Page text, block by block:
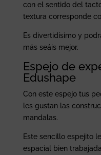
con el sentido del
textura corresponde
Es divertidísimo y
más seáis mejor.
Espejo de
Edushape
Con este espejo tus
les gustan las
mandalas.
Este sencillo espejito
espacial bien